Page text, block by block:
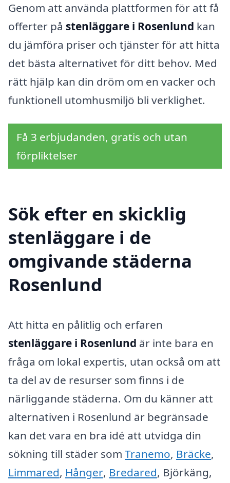
Genom att använda plattformen för att få
offerter på stenläggare i Rosenlund kan
du jämföra priser och tjänster för att hitta
det bästa alternativet för ditt behov. Med
rätt hjälp kan din dröm om en vacker och
funktionell utomhusmiljö bli verklighet.
Få 3 erbjudanden, gratis och utan
förpliktelser
Sök efter en skicklig
stenläggare i de
omgivande städerna
Rosenlund
Att hitta en pålitlig och erfaren
stenläggare i Rosenlund är inte bara en
fråga om lokal expertis, utan också om att
ta del av de resurser som finns i de
närliggande städerna. Om du känner att
alternativen i Rosenlund är begränsade
kan det vara en bra idé att utvidga din
sökning till städer som Tranemo, Bräcke,
Limmared, Hånger, Bredared, Björkäng,